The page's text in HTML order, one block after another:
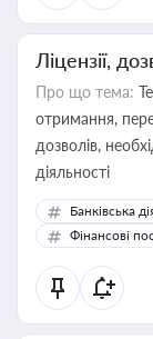
Ліцензії,
Про що тема:
отримання,
дозволів,
діяльності
Банківська
Фінансові